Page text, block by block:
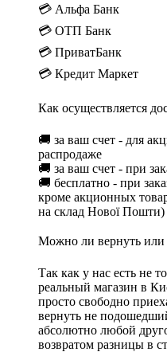
💳 Альфа Банк
💳 ОТП
💳 ПриватБанк
💳 Кредит Маркет
Как осуществляется
🚚 за ваш счет - для
распродаже
🚚 за ваш счет - при
🚚 бесплатно - при
кроме акционных
на склад Нової Пошти)
Можно ли вернуть или
Так как у нас есть не
реальный магазин в
просто свободно
вернуть не
абсолютно любой
возвратом разницы в